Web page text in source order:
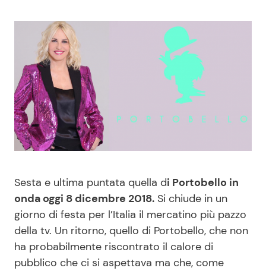
News Musica
News Spettacolo
Benessere
Casa
Moda e Style
Mondo Mamma
News benessere
Cucina e Ricette
Dolci
Le Ricette in TV
Primi Piatti
Sesta e ultima puntata quella di Portobello in
onda oggi 8 dicembre 2018. Si chiude in un
giorno di festa per l’Italia il mercatino più pazzo
della tv. Un ritorno, quello di Portobello, che non
ha probabilmente riscontrato il calore di
pubblico che ci si aspettava ma che, come